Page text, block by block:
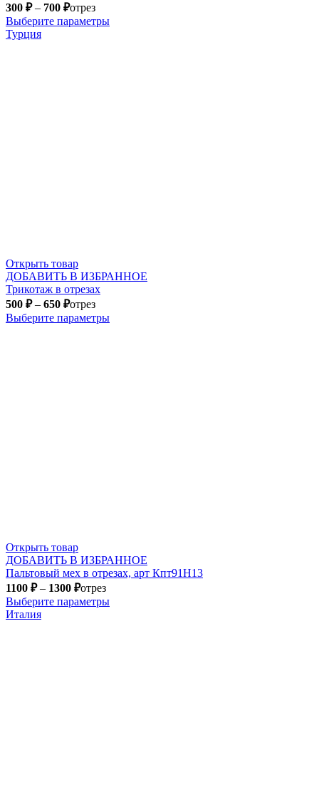
300 ₽– 700 ₽отрез
Выберите параметры
Турция
Открыть товар
ДОБАВИТЬ В ИЗБРАННОЕ
Трикотаж в отрезах
500 ₽– 650 ₽отрез
Выберите параметры
Открыть товар
ДОБАВИТЬ В ИЗБРАННОЕ
Пальтовый мех в отрезах, арт Кпт91Н13
1100 ₽– 1300 ₽отрез
Выберите параметры
Италия